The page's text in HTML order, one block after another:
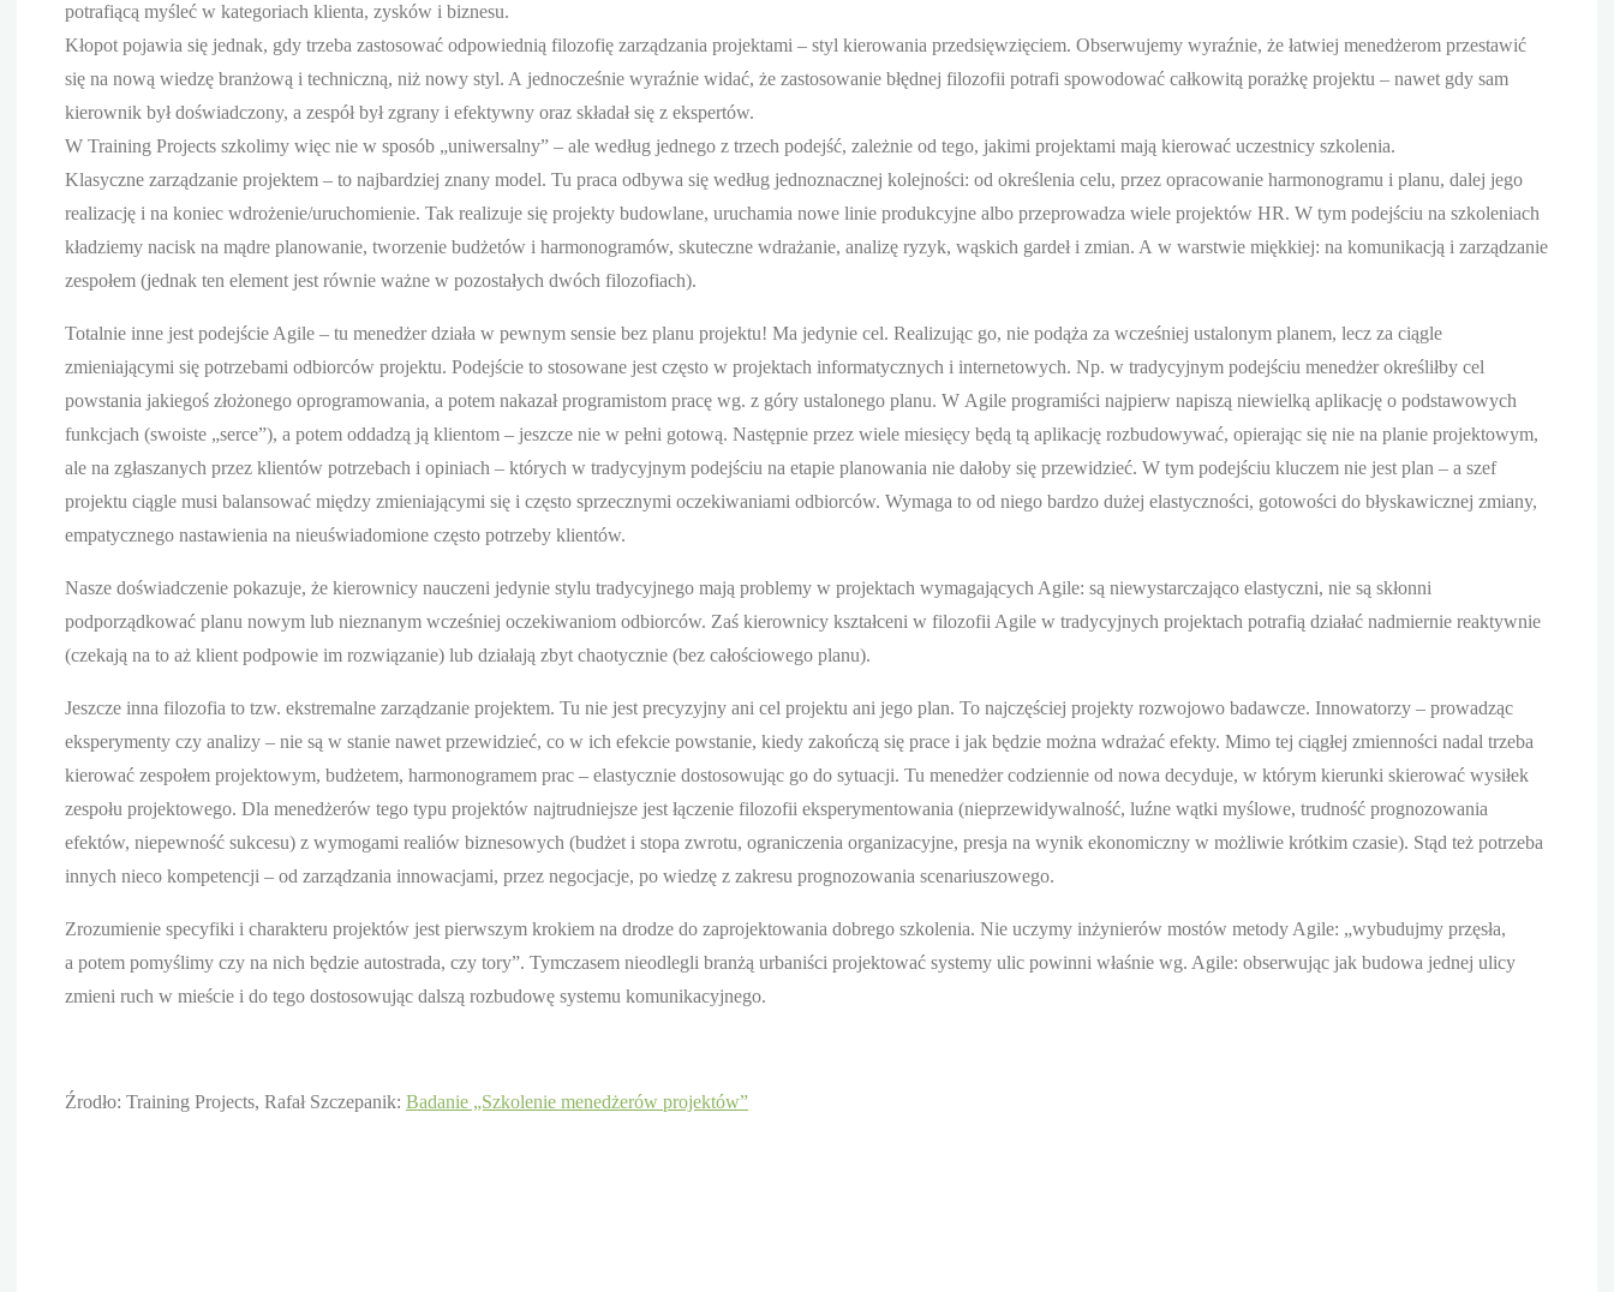
potrafiącą myśleć w kategoriach klienta, zysków i biznesu.
Kłopot pojawia się jednak, gdy trzeba zastosować odpowiednią filozofię zarządzania projektami – styl kierowania przedsięwzięciem. Obserwujemy wyraźnie, że łatwiej menedżerom przestawić
się na nową wiedzę branżową i techniczną, niż nowy styl. A jednocześnie wyraźnie widać, że zastosowanie błędnej filozofii potrafi spowodować całkowitą porażkę projektu – nawet gdy sam
kierownik był doświadczony, a zespół był zgrany i efektywny oraz składał się z ekspertów.
W Training Projects szkolimy więc nie w sposób „uniwersalny” – ale według jednego z trzech podejść, zależnie od tego, jakimi projektami mają kierować uczestnicy szkolenia.
Klasyczne zarządzanie projektem – to najbardziej znany model. Tu praca odbywa się według jednoznacznej kolejności: od określenia celu, przez opracowanie harmonogramu i planu, dalej jego
realizację i na koniec wdrożenie/uruchomienie. Tak realizuje się projekty budowlane, uruchamia nowe linie produkcyjne albo przeprowadza wiele projektów HR. W tym podejściu na szkoleniach
kładziemy nacisk na mądre planowanie, tworzenie budżetów i harmonogramów, skuteczne wdrażanie, analizę ryzyk, wąskich gardeł i zmian. A w warstwie miękkiej: na komunikacją i zarządzanie
zespołem (jednak ten element jest równie ważne w pozostałych dwóch filozofiach).
Totalnie inne jest podejście Agile – tu menedżer działa w pewnym sensie bez planu projektu! Ma jedynie cel. Realizując go, nie podąża za wcześniej ustalonym planem, lecz za ciągle
zmieniającymi się potrzebami odbiorców projektu. Podejście to stosowane jest często w projektach informatycznych i internetowych. Np. w tradycyjnym podejściu menedżer określiłby cel
powstania jakiegoś złożonego oprogramowania, a potem nakazał programistom pracę wg. z góry ustalonego planu. W Agile programiści najpierw napiszą niewielką aplikację o podstawowych
funkcjach (swoiste „serce”), a potem oddadzą ją klientom – jeszcze nie w pełni gotową. Następnie przez wiele miesięcy będą tą aplikację rozbudowywać, opierając się nie na planie projektowym,
ale na zgłaszanych przez klientów potrzebach i opiniach – których w tradycyjnym podejściu na etapie planowania nie dałoby się przewidzieć. W tym podejściu kluczem nie jest plan – a szef
projektu ciągle musi balansować między zmieniającymi się i często sprzecznymi oczekiwaniami odbiorców. Wymaga to od niego bardzo dużej elastyczności, gotowości do błyskawicznej zmiany,
empatycznego nastawienia na nieuświadomione często potrzeby klientów.
Nasze doświadczenie pokazuje, że kierownicy nauczeni jedynie stylu tradycyjnego mają problemy w projektach wymagających Agile: są niewystarczająco elastyczni, nie są skłonni
podporządkować planu nowym lub nieznanym wcześniej oczekiwaniom odbiorców. Zaś kierownicy kształceni w filozofii Agile w tradycyjnych projektach potrafią działać nadmiernie reaktywnie
(czekają na to aż klient podpowie im rozwiązanie) lub działają zbyt chaotycznie (bez całościowego planu).
Jeszcze inna filozofia to tzw. ekstremalne zarządzanie projektem. Tu nie jest precyzyjny ani cel projektu ani jego plan. To najczęściej projekty rozwojowo badawcze. Innowatorzy – prowadząc
eksperymenty czy analizy – nie są w stanie nawet przewidzieć, co w ich efekcie powstanie, kiedy zakończą się prace i jak będzie można wdrażać efekty. Mimo tej ciągłej zmienności nadal trzeba
kierować zespołem projektowym, budżetem, harmonogramem prac – elastycznie dostosowując go do sytuacji. Tu menedżer codziennie od nowa decyduje, w którym kierunki skierować wysiłek
zespołu projektowego. Dla menedżerów tego typu projektów najtrudniejsze jest łączenie filozofii eksperymentowania (nieprzewidywalność, luźne wątki myślowe, trudność prognozowania
efektów, niepewność sukcesu) z wymogami realiów biznesowych (budżet i stopa zwrotu, ograniczenia organizacyjne, presja na wynik ekonomiczny w możliwie krótkim czasie). Stąd też potrzeba
innych nieco kompetencji – od zarządzania innowacjami, przez negocjacje, po wiedzę z zakresu prognozowania scenariuszowego.
Zrozumienie specyfiki i charakteru projektów jest pierwszym krokiem na drodze do zaprojektowania dobrego szkolenia. Nie uczymy inżynierów mostów metody Agile: „wybudujmy przęsła,
a potem pomyślimy czy na nich będzie autostrada, czy tory”. Tymczasem nieodlegli branżą urbaniści projektować systemy ulic powinni właśnie wg. Agile: obserwując jak budowa jednej ulicy
zmieni ruch w mieście i do tego dostosowując dalszą rozbudowę systemu komunikacyjnego.
Źrodło: Training Projects, Rafał Szczepanik: Badanie „Szkolenie menedżerów projektów”